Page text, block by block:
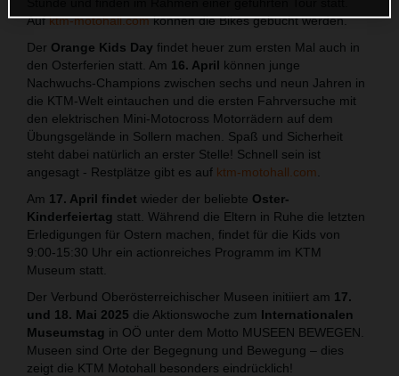
Aufktm-motohall.comkönnen die Bikes gebucht werden.
Der Orange Kids Day findet heuer zum ersten Mal auch in
den Osterferien statt. Am 16. April können junge
Nachwuchs-Champions zwischen sechs und neun Jahren in
die KTM-Welt eintauchen und die ersten Fahrversuche mit
den elektrischen Mini-Motocross Motorrädern auf dem
Übungsgelände in Sollern machen. Spaß und Sicherheit
steht dabei natürlich an erster Stelle! Schnell sein ist
angesagt - Restplätze gibt es auf ktm-motohall.com
Am 17. April findet wieder der beliebte Oster-
Kinderfeiertag statt. Während die Eltern in Ruhe die letzten
Erledigungen für Ostern machen, findet für die Kids von
9:00-15:30 Uhr ein actionreiches Programm im KTM
Museum statt.
Der Verbund Oberösterreichischer Museen initiiert am 17.
und 18. Mai 2025 die Aktionswoche zum Internationalen
Museumstag in OÖ unter dem Motto MUSEEN BEWEGEN.
Museen sind Orte der Begegnung und Bewegung – dies
zeigt die KTM Motohall besonders eindrücklich!